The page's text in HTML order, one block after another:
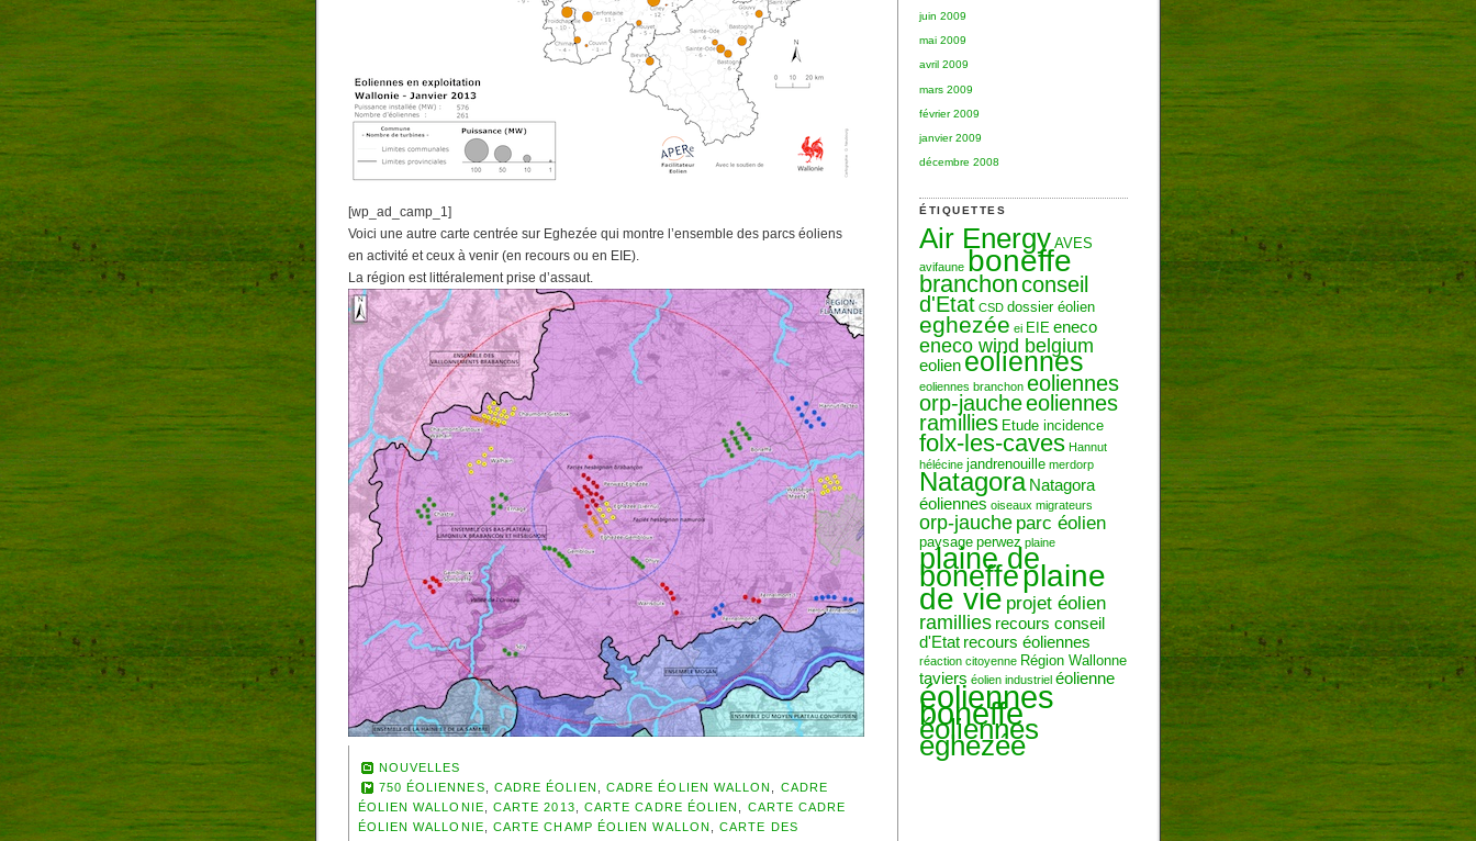
juin 2009
mai 2009
avril 2009
mars 2009
février 2009
janvier 2009
décembre 2008
ÉTIQUETTES
Air Energy AVES
avifaune boneffe
branchonconseil
d'Etat CSD dossier éolien
eghezée ei EIE eneco
eneco wind belgium
eolieneoliennes
eoliennes branchon eoliennes
orp-jaucheeoliennes
ramillies Etude incidence
folx-les-caves Hannut
hélécine jandrenouille merdorp
Natagora Natagora
éoliennes oiseaux migrateurs
orp-jauche parc éolien
paysage perwez plaine
plaine de
boneffeplaine
de vie projet éolien
ramillies recours conseil
d'Etat recours éoliennes
réaction citoyenne Région Wallonne
taviers éolien industriel éolienne
éoliennes
boneffe
éoliennes
eghezée
[wp_ad_camp_1]
Voici une autre carte centrée sur Eghezée qui montre l’ensemble des parcs éoliens
en activité et ceux à venir (en recours ou en EIE).
La région est littéralement prise d’assaut.
NOUVELLES
750 ÉOLIENNES
CADRE ÉOLIEN CADRE ÉOLIEN WALLON
CADRE
ÉOLIEN WALLONIE
CARTE 2013 CARTE CADRE ÉOLIEN
CARTE CADRE
ÉOLIEN WALLONIE
CARTE CHAMP ÉOLIEN WALLON ,CARTE DES